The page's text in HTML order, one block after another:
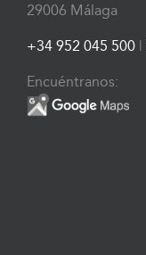
29006 Málaga
+34 952 045 500
Encuéntranos: